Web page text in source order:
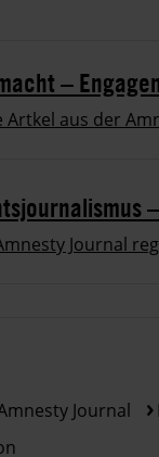
–
aus der
Journal
Journal